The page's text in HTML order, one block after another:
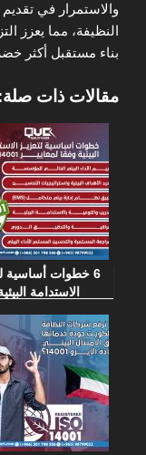
والاستمرار في
النظيفة، مما يعزز
بناء مستقبل أكثر
مقالات ذات
6 خطوات أساسية
الاستدامة